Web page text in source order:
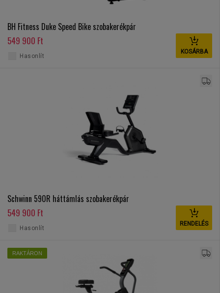
BH Fitness Duke Speed Bike szobakerékpár
549 900 Ft
KOSÁRBA
Hasonlít
Schwinn 590R háttámlás szobakerékpár
549 900 Ft
RENDELÉS
Hasonlít
RAKTÁRON